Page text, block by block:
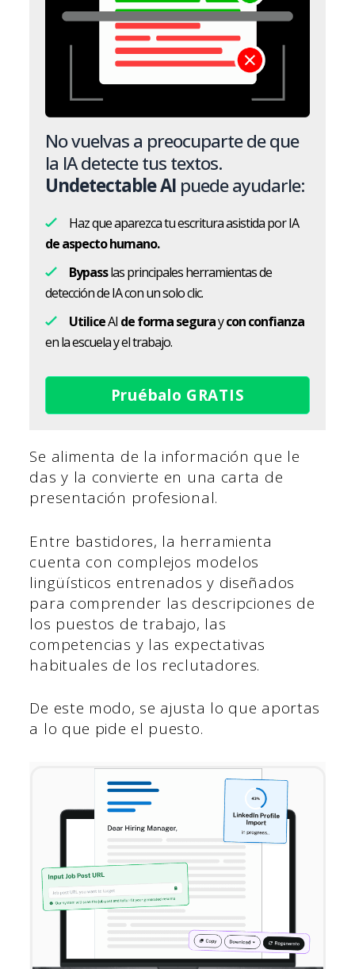
No vuelvas a preocuparte de que
la IA detecte tus textos.
Undetectable AI puede ayudarle:
Haz que aparezca tu escritura asistida por IA
de aspecto humano.
Bypasslas principales herramientas de
detección de IA con un solo clic.
UtiliceAI de forma seguraycon confianza
en la escuela y el trabajo.
Pruébalo GRATIS
Se alimenta de la información que le
das y la convierte en una carta de
presentación profesional.
Entre bastidores, la herramienta
cuenta con complejos modelos
lingüísticos entrenados y diseñados
para comprender las descripciones de
los puestos de trabajo, las
competencias y las expectativas
habituales de los reclutadores.
De este modo, se ajusta lo que aportas
a lo que pide el puesto.